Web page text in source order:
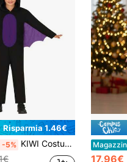
Risparmia 1.46€
-5% KIWI Costume da Pipistrello per Bambini in Diversi Tagli, Costume Animale con Cappuccio e Ali che Evidenzia il Suo Design Attraente, Ideale per Feste, Celebrazioni e Divertimento in Famiglia
17.96€